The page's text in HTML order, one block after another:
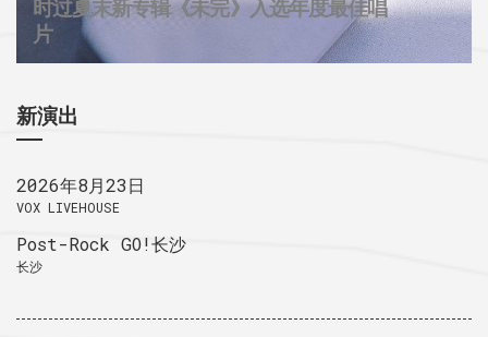
1724唱片的2025
时过夏末新专辑《未完》入选年度最佳唱
片
32个城市后摇群
新演出
2026年8月23日
VOX LIVEHOUSE
Post-Rock GO!长沙
长沙